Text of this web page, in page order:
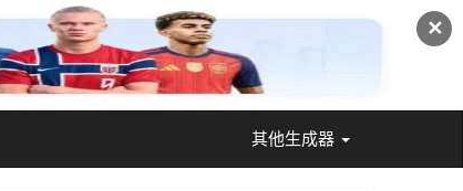
✕
其他生成器